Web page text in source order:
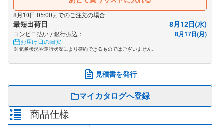
8月10日 05:00までのご注文の場合
最短出荷日 8月12日(水)
コンビニ払い / 銀行振込：
8月17日(月)
お届け日の目安
※ 気象状況や運行状況により確約できるものではございません。
見積書を発行
マイカタログへ登録
商品仕様